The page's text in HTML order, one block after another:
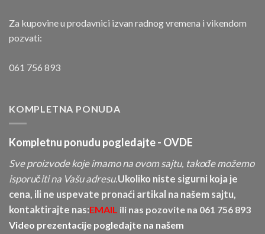
Za kupovine u prodavnici izvan radnog vremena i vikendom
pozvati:
061 756 893
KOMPLETNA PONUDA
Kompletnu ponudu pogledajte - OVDE
Sve proizvode koje imamo na ovom sajtu, takođe možemo
isporučiti na Vašu adresu.Ukoliko niste sigurni koja je
cena, ili ne uspevate pronaći artikal na našem sajtu,
kontaktirajte nas:EMAIL ili nas pozovite na 061 756 893
Video prezentacije pogledajte na našem